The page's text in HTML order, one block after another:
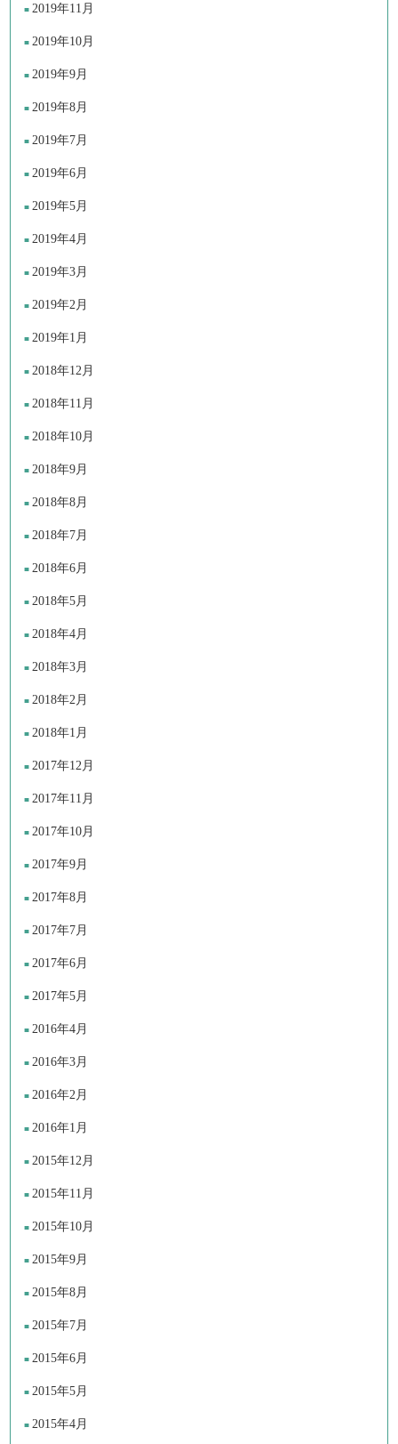
2019年11月
2019年10月
2019年9月
2019年8月
2019年7月
2019年6月
2019年5月
2019年4月
2019年3月
2019年2月
2019年1月
2018年12月
2018年11月
2018年10月
2018年9月
2018年8月
2018年7月
2018年6月
2018年5月
2018年4月
2018年3月
2018年2月
2018年1月
2017年12月
2017年11月
2017年10月
2017年9月
2017年8月
2017年7月
2017年6月
2017年5月
2016年4月
2016年3月
2016年2月
2016年1月
2015年12月
2015年11月
2015年10月
2015年9月
2015年8月
2015年7月
2015年6月
2015年5月
2015年4月